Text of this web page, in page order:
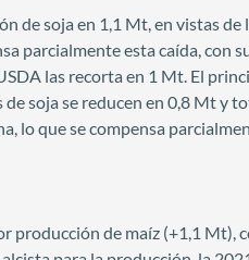
de soja en 1,1 Mt, en vistas
parcialmente esta caída, con
las recorta en 1 Mt. El
soja se reducen en 0,8 Mt y
lo que se compensa
producción de maíz (+1,1 Mt),